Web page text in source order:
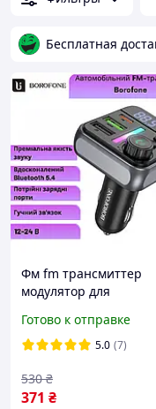
Бесплатная
Фм fm трансмиттер
модулятор для
Bluetooth Borofone
автомобильное
Готово к отправке
5.0 (7)
371 ₴
530 ₴